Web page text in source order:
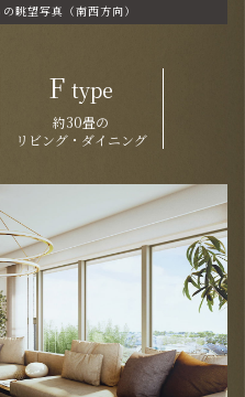
眺望写真（南西方向）
F type
約30畳の
リビング・ダイニング